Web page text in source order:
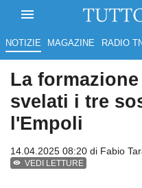
NOTIZIE MAGAZINE RADIO
La
svelati i tre
l'Empoli
14.04.2025 08:20 di Fabio
VEDI LETTURE